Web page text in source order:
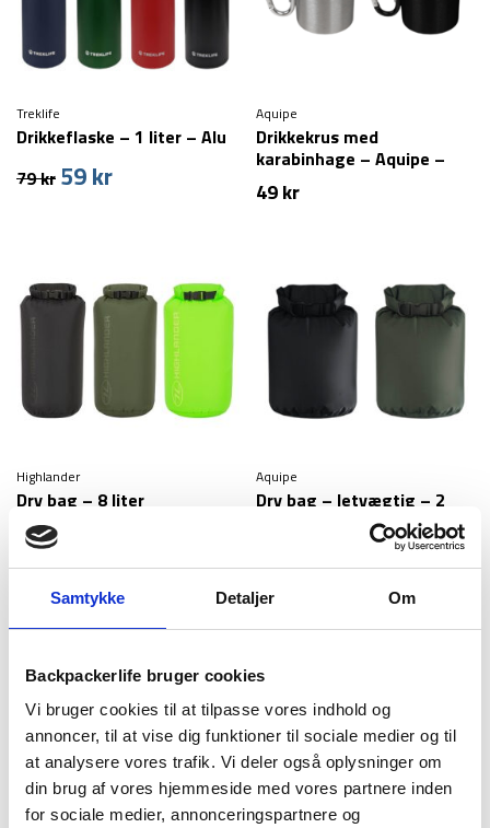
Samtykke Detaljer Om
Backpackerlife bruger cookies
Vi bruger cookies til at tilpasse vores indhold og
annoncer, til at vise dig funktioner til sociale medier og til
at analysere vores trafik. Vi deler også oplysninger om
din brug af vores hjemmeside med vores partnere inden
for sociale medier, annonceringspartnere og
Treklife
Drikkeflaske – 1 liter – Alu
79kr Den
59krDen
Aquipe
Drikkekrus med
karabinhage – Aquipe –
300 ml
49kr
Highlander
Dry bag – 8 liter
79kr
Aquipe
Dry bag – letvægtig – 2
-41%